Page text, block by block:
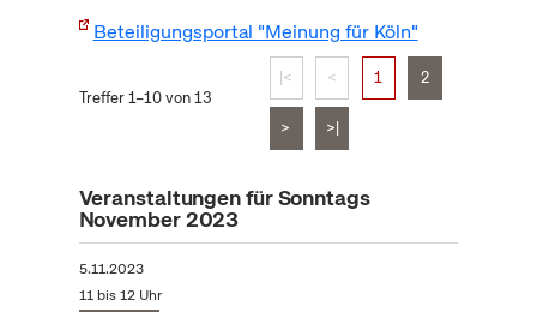
Beteiligungsportal "Meinung für Köln"
Treffer 1–10 von 13
|< < 1 2
> >|
Veranstaltungen für Sonntags
November 2023
5.11.2023
11 bis 12 Uhr